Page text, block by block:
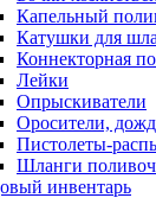
Капельный
Катушки для
Коннекторная
Лейки
Опрыскиватели
Оросители,
Пистолеты-
Шланги
инвентарь